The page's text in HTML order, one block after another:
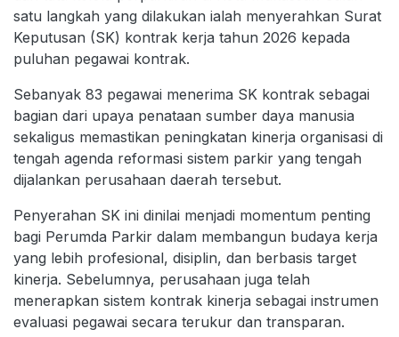
satu langkah yang dilakukan ialah menyerahkan Surat
Keputusan (SK) kontrak kerja tahun 2026 kepada
puluhan pegawai kontrak.
Sebanyak 83 pegawai menerima SK kontrak sebagai
bagian dari upaya penataan sumber daya manusia
sekaligus memastikan peningkatan kinerja organisasi di
tengah agenda reformasi sistem parkir yang tengah
dijalankan perusahaan daerah tersebut.
Penyerahan SK ini dinilai menjadi momentum penting
bagi Perumda Parkir dalam membangun budaya kerja
yang lebih profesional, disiplin, dan berbasis target
kinerja. Sebelumnya, perusahaan juga telah
menerapkan sistem kontrak kinerja sebagai instrumen
evaluasi pegawai secara terukur dan transparan.